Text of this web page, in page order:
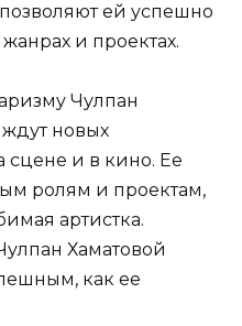
ей успешно
и проектах.
Чулпан
новых
сцене и в кино. Ее
ролям и проектам,
артистка.
Хаматовой
как ее